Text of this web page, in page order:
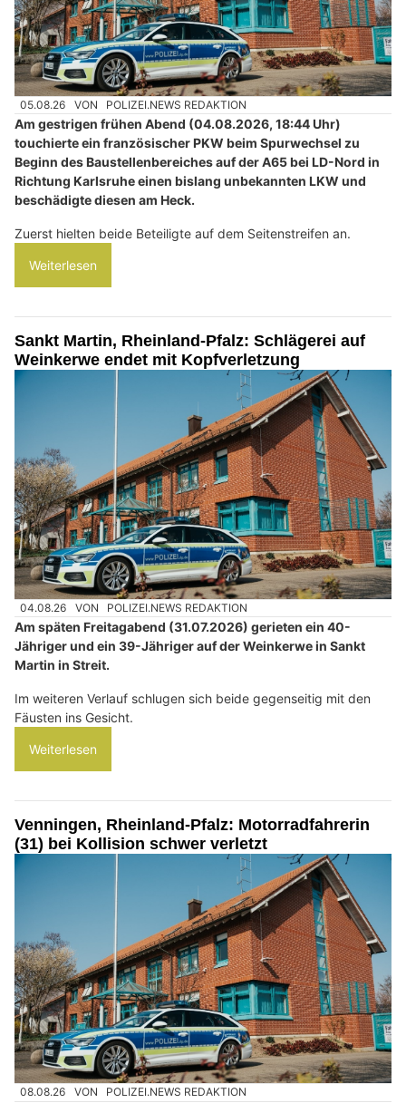
05.08.26 VON POLIZEI.NEWS REDAKTION
Am gestrigen frühen Abend (04.08.2026, 18:44 Uhr)
touchierte ein französischer PKW beim Spurwechsel zu
Beginn des Baustellenbereiches auf der A65 bei LD-Nord in
Richtung Karlsruhe einen bislang unbekannten LKW und
beschädigte diesen am Heck.
Zuerst hielten beide Beteiligte auf dem Seitenstreifen an.
Weiterlesen
Sankt Martin, Rheinland-Pfalz: Schlägerei auf
Weinkerwe endet mit Kopfverletzung
04.08.26 VON POLIZEI.NEWS REDAKTION
Am späten Freitagabend (31.07.2026) gerieten ein 40-
Jähriger und ein 39-Jähriger auf der Weinkerwe in Sankt
Martin in Streit.
Im weiteren Verlauf schlugen sich beide gegenseitig mit den
Fäusten ins Gesicht.
Weiterlesen
Venningen, Rheinland-Pfalz: Motorradfahrerin
(31) bei Kollision schwer verletzt
08.08.26 VON POLIZEI.NEWS REDAKTION